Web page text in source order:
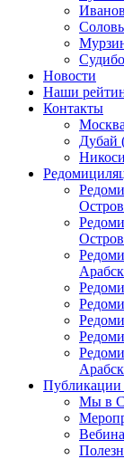
Новости
Наши
Контакты
Москва
Публикации
Мы в